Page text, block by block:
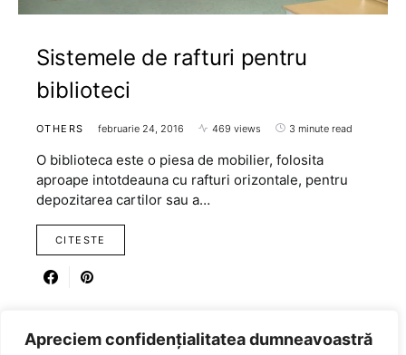
Apreciem confidențialitatea dumneavoastră
Sistemele de rafturi pentru
biblioteci
OTHERS februarie 24, 2016 469 views 3 minute read
O biblioteca este o piesa de mobilier, folosita
aproape intotdeauna cu rafturi orizontale, pentru
depozitarea cartilor sau a…
CITESTE